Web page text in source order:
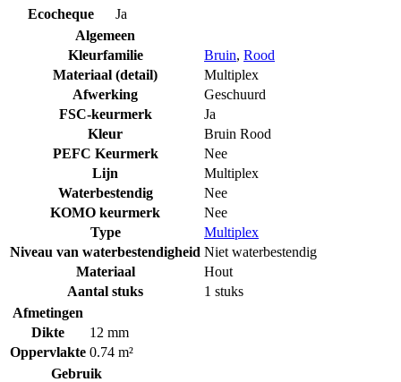
Ecocheque
Ja
Algemeen
Kleurfamilie
Bruin, Rood
Materiaal (detail)
Multiplex
Afwerking
Geschuurd
FSC-keurmerk
Ja
Kleur
Bruin Rood
PEFC Keurmerk
Nee
Lijn
Multiplex
Waterbestendig
Nee
KOMO keurmerk
Nee
Type
Multiplex
Niveau van waterbestendigheid Niet waterbestendig
Materiaal
Hout
Aantal stuks
1 stuks
Afmetingen
Dikte
12 mm
Oppervlakte 0.74 m²
Gebruik